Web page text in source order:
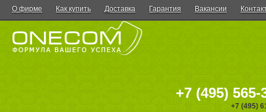
О фирме Как купить Доставка Гарантия Вакансии
+7 (495) 565-
+7 (495)